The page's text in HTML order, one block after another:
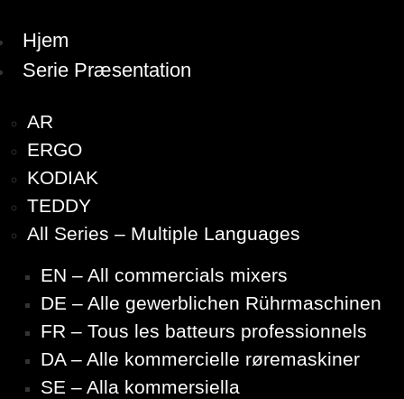
Hjem
Serie Præsentation
AR
ERGO
KODIAK
TEDDY
All Series – Multiple Languages
EN – All commercials mixers
DE – Alle gewerblichen Rührmaschinen
FR – Tous les batteurs professionnels
DA – Alle kommercielle røremaskiner
SE – Alla kommersiella